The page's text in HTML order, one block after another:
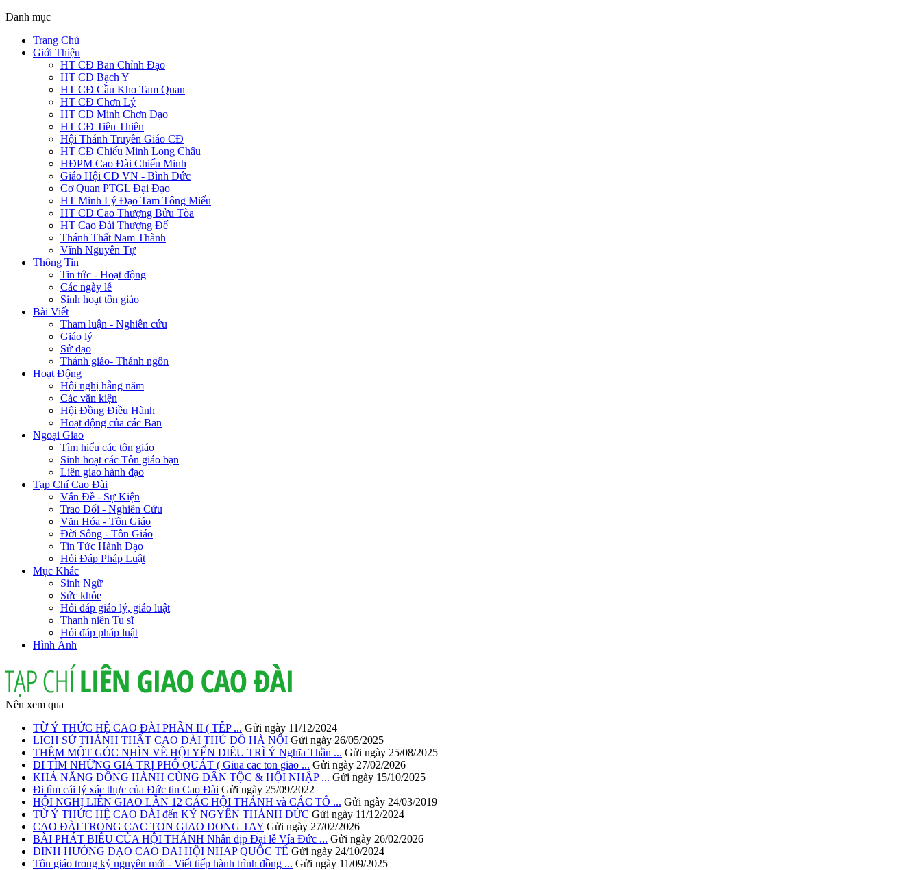
Danh mục
Trang Chủ
Giới Thiệu
HT CĐ Ban Chỉnh Đạo
HT CĐ Bạch Y
HT CĐ Cầu Kho Tam Quan
HT CĐ Chơn Lý
HT CĐ Minh Chơn Đạo
HT CĐ Tiên Thiên
Hội Thánh Truyền Giáo CĐ
HT CĐ Chiếu Minh Long Châu
HĐPM Cao Đài Chiếu Minh
Giáo Hội CĐ VN - Bình Đức
Cơ Quan PTGL Đại Đạo
HT Minh Lý Đạo Tam Tông Miếu
HT CĐ Cao Thượng Bửu Tòa
HT Cao Đài Thượng Đế
Thánh Thất Nam Thành
Vĩnh Nguyên Tự
Thông Tin
Tin tức - Hoạt động
Các ngày lễ
Sinh hoạt tôn giáo
Bài Viết
Tham luận - Nghiên cứu
Giáo lý
Sử đạo
Thánh giáo- Thánh ngôn
Hoạt Động
Hội nghị hằng năm
Các văn kiện
Hội Đồng Điều Hành
Hoạt động của các Ban
Ngoại Giao
Tìm hiểu các tôn giáo
Sinh hoạt các Tôn giáo bạn
Liên giao hành đạo
Tạp Chí Cao Đài
Vấn Đề - Sự Kiện
Trao Đổi - Nghiên Cứu
Văn Hóa - Tôn Giáo
Đời Sống - Tôn Giáo
Tin Tức Hành Đạo
Hỏi Đáp Pháp Luật
Mục Khác
Sinh Ngữ
Sức khỏe
Hỏi đáp giáo lý, giáo luật
Thanh niên Tu sĩ
Hỏi đáp pháp luật
Hình Ảnh
Nên xem qua
TỪ Ý THỨC HỆ CAO ĐÀI PHẦN II ( TẾP ... Gửi ngày 11/12/2024
LICH SỬ THÁNH THẤT CAO ĐÀI THỦ ĐÔ HÀ NỘI Gửi ngày 26/05/2025
THÊM MỘT GÓC NHÌN VỀ HỘI YẾN DIÊU TRÌ Ý Nghĩa Thần ... Gửi ngày 25/08/2025
DI TÌM NHỮNG GIÁ TRỊ PHỔ QUÁT ( Giua cac ton giao ... Gửi ngày 27/02/2026
KHẢ NĂNG ĐỒNG HÀNH CÙNG DÂN TỘC & HỘI NHẬP ... Gửi ngày 15/10/2025
Đi tìm cái lý xác thực của Đức tin Cao Đài Gửi ngày 25/09/2022
HỘI NGHỊ LIÊN GIAO LẦN 12 CÁC HỘI THÁNH và CÁC TỔ ... Gửi ngày 24/03/2019
TỪ Ý THỨC HỆ CAO ĐÀI đến KỶ NGYÊN THÁNH ĐỨC Gửi ngày 11/12/2024
CAO ĐÀI TRONG CAC TON GIAO DONG TAY Gửi ngày 27/02/2026
BÀI PHÁT BIỂU CỦA HỘI THÁNH Nhân dịp Đại lễ Vía Đức ... Gửi ngày 26/02/2026
DINH HƯỚNG ĐẠO CAO ĐAI HỘI NHAP QUỐC TẾ Gửi ngày 24/10/2024
Tôn giáo trong kỷ nguyên mới - Viết tiếp hành trình đồng ... Gửi ngày 11/09/2025